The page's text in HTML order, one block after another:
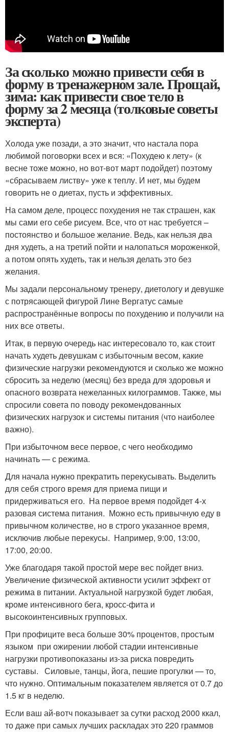
За сколько можно привести себя в
форму в тренажерном зале. Прощай,
зима: как привести свое тело в
форму за 2 месяца (толковые советы
эксперта)
Холода уже позади, а это значит, что настала пора
любимой поговорки всех и вся: «Похудею к лету» (к
весне тоже можно, но вот-вот март подойдет) поэтому
«сбрасываем листву» уже к теплу. И нет, мы будем
говорить не о диетах, пусть и эффективных.
На самом деле, процесс похудения не так страшен, как
мы сами его себе рисуем. Все, что от нас требуется –
постоянство и большое желание. Ведь, как нельзя два
дня худеть, а на третий пойти и налопаться мороженкой,
а потом опять худеть, так и нельзя делать это без
желания.
Мы задали персональному тренеру, диетологу и девушке
с потрясающей фигурой Лине Вергатус самые
распространённые вопросы по похудению и получили на
них все ответы.
Итак, в первую очередь нас интересовало то, как стоит
начать худеть девушкам с избыточным весом, какие
физические нагрузки рекомендуются и сколько же можно
сбросить за неделю (месяц) без вреда для здоровья и
опасного возврата нежеланных килограммов. Также, мы
спросили совета по поводу рекомендованных
физических нагрузок и системы питания (что наиболее
важно).
При избыточном весе первое, с чего необходимо
начинать — с режима.
Для начала нужно прекратить перекусывать. Выделить
для себя строго время для приема пищи и
придерживаться его. На первое время подойдет 4-х
разовая система питания. Можно есть привычную еду в
привычном количестве, но в строго указанное время,
исключив любые перекусы. Например, 9:00, 13:00,
17:00, 20:00.
Уже благодаря такой простой мере вес пойдет вниз.
Увеличение физической активности усилит эффект от
режима в питании. Актуальной нагрузкой будет любая,
кроме интенсивного бега, кросс-фита и
высокоинтенсивных групповых.
При профиците веса больше 30% процентов, простым
языком при ожирении любой стадии интенсивные
нагрузки противопоказаны из-за риска повредить
суставы. Силовые, танцы, йога, пешие прогулки — то,
что нужно. Оптимальным показателем является от 0.7 до
1.5 кг в неделю.
Если ваш ай-вотч показывает за сутки расход 2000 ккал,
то даже при самых лучших раскладах это 220 граммов